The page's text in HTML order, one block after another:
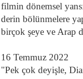
filmin dönemsel
derin bölünmelere
birçok şeye ve Arap
16 Temmuz 2022
"Pek çok deyişle,